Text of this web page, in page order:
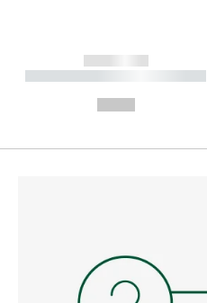
------------
----------- ----------- ----------